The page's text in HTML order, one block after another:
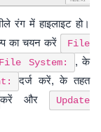
रंग में हाइलाइट हो।
का चयन करें
File
File System: , के
दर्ज करें, के तहत
करें और
Update